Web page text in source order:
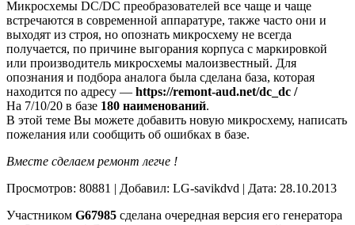
Микросхемы DC/DC преобразователей все чаще и чаще
встречаются в современной аппаратуре, также часто они и
выходят из строя, но опознать микросхему не всегда
получается, по причине выгорания корпуса с маркировкой
или производитель микросхемы малоизвестный. Для
опознания и подбора аналога была сделана база, которая
находится по адресу — https://remont-aud.net/dc_dc /
На 7/10/20 в базе 180 наименований.
В этой теме Вы можете добавить новую микросхему, написать
пожелания или сообщить об ошибках в базе.
Вместе сделаем ремонт легче !
Просмотров: 80881 | Добавил: LG-savikdvd | Дата: 28.10.2013
Участником G67985 сделана очередная версия его генератора